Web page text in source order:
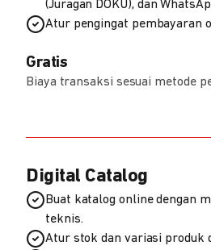
(Juragan DOKU), dan
Atur pengingat pembayaran
Gratis
Biaya transaksi sesuai metode
Digital Catalog
Buat katalog online dengan
teknis.
Atur stok dan variasi produk